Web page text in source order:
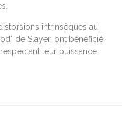
intrinsèques au
de Slayer, ont bénéficié
leur puissance